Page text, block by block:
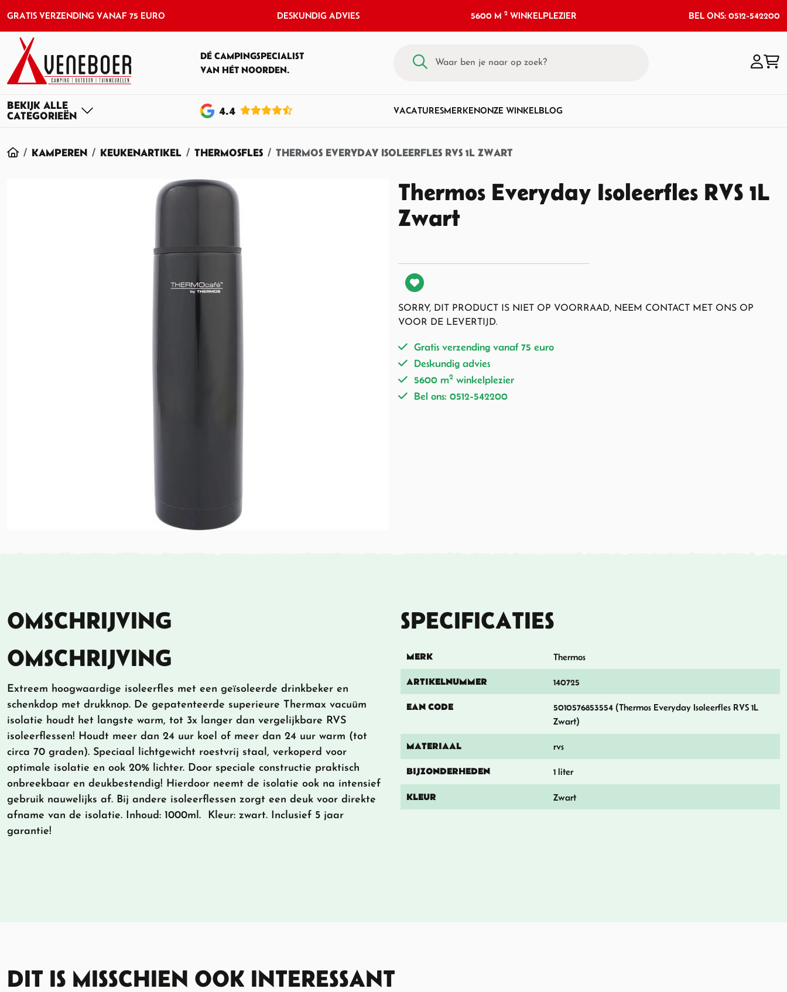
GRATIS VERZENDING VANAF 75 EURO DESKUNDIG ADVIES 5600 M2 WINKELPLEZIER BEL ONS: 0512-542200
DÉ CAMPINGSPECIALIST
VAN HÉT NOORDEN.
4.4 VACATURESMERKENONZE WINKELBLOG
HOMEKAMPEREN KEUKENARTIKEL THERMOSFLES THERMOS EVERYDAY ISOLEERFLES RVS 1L ZWART
Thermos Everyday Isoleerfles RVS 1L
Zwart
SORRY, DIT PRODUCT IS NIET OP VOORRAAD, NEEM CONTACT MET ONS OP
VOOR DE LEVERTIJD.
Gratis verzending vanaf 75 euro
Deskundig advies
5600 m2 winkelplezier
Bel ons: 0512-542200
OMSCHRIJVING
OMSCHRIJVING
Extreem hoogwaardige isoleerfles met een geïsoleerde drinkbeker en
schenkdop met drukknop. De gepatenteerde superieure Thermax vacuüm
isolatie houdt het langste warm, tot 3x langer dan vergelijkbare RVS
isoleerflessen! Houdt meer dan 24 uur koel of meer dan 24 uur warm (tot
circa 70 graden). Speciaal lichtgewicht roestvrij staal, verkoperd voor
optimale isolatie en ook 20% lichter. Door speciale constructie praktisch
onbreekbaar en deukbestendig! Hierdoor neemt de isolatie ook na intensief
gebruik nauwelijks af. Bij andere isoleerflessen zorgt een deuk voor direkte
afname van de isolatie. Inhoud: 1000ml. Kleur: zwart. Inclusief 5 jaar
garantie!
SPECIFICATIES
MERK Thermos
ARTIKELNUMMER 140725
EAN CODE
5010576853554 (Thermos Everyday Isoleerfles RVS 1L
Zwart)
MATERIAAL rvs
BIJZONDERHEDEN 1 liter
KLEUR Zwart
DIT IS MISSCHIEN OOK INTERESSANT